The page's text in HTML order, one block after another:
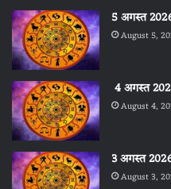
5 अगस्त
August 5,
4 अगस्त
August 4,
3 अगस्त
August 3,